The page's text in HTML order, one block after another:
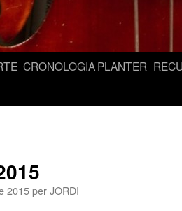
CRONOLOGIAPLANTER
2015perJORDI